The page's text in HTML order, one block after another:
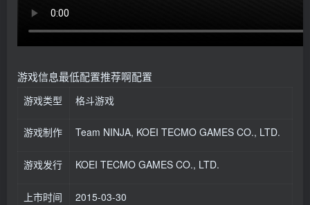
游戏信息最低配置推荐啊配置
游戏类型 格斗游戏
游戏制作 Team NINJA, KOEI TECMO GAMES CO., LTD.
游戏发行 KOEI TECMO GAMES CO., LTD.
上市时间 2015-03-30